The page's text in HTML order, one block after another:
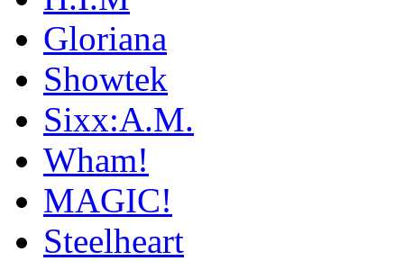
Gloriana
Showtek
Sixx:A.M.
Wham!
MAGIC!
Steelheart